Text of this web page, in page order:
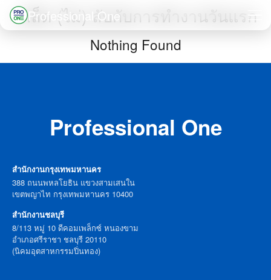
Skip
Professional One
เคล็ด (ไม่) ลับกับการทำงานวันแรก
Nothing Found
Professional One
สำนักงานกรุงเทพมหานคร
388 ถนนพหลโยธิน แขวงสามเสนใน
เขตพญาไท กรุงเทพมหานคร 10400
สำนักงานชลบุรี
8/113 หมู่ 10 ดีคอมเพล็กซ์ หนองขาม
อำเภอศรีราชา ชลบุรี 20110
(นิคมอุตสาหกรรมปิ่นทอง)